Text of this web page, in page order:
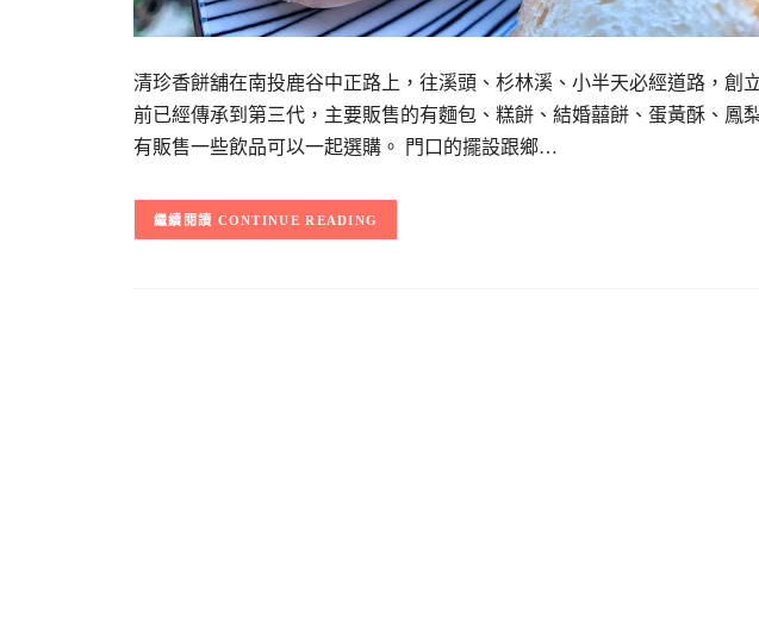
清珍香餅舖在南投鹿谷中正路上，往溪頭、杉林溪、小半天必經道路，創
前已經傳承到第三代，主要販售的有麵包、糕餅、結婚囍餅、蛋黃酥、鳳
有販售一些飲品可以一起選購。 門口的擺設跟鄉…
CONTINUE READING